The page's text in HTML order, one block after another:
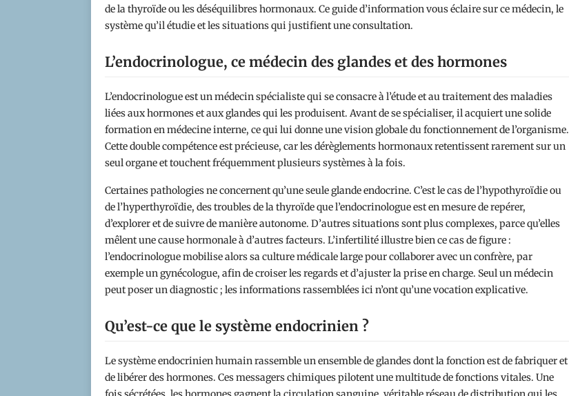
de la thyroïde ou les déséquilibres hormonaux. Ce guide d’information vous éclaire sur ce médecin, le
système qu’il étudie et les situations qui justifient une consultation.
L’endocrinologue, ce médecin des glandes et des hormones
L’endocrinologue est un médecin spécialiste qui se consacre à l’étude et au traitement des maladies
liées aux hormones et aux glandes qui les produisent. Avant de se spécialiser, il acquiert une solide
formation en médecine interne, ce qui lui donne une vision globale du fonctionnement de l’organisme.
Cette double compétence est précieuse, car les dérèglements hormonaux retentissent rarement sur un
seul organe et touchent fréquemment plusieurs systèmes à la fois.
Certaines pathologies ne concernent qu’une seule glande endocrine. C’est le cas de l’hypothyroïdie ou
de l’hyperthyroïdie, des troubles de la thyroïde que l’endocrinologue est en mesure de repérer,
d’explorer et de suivre de manière autonome. D’autres situations sont plus complexes, parce qu’elles
mêlent une cause hormonale à d’autres facteurs. L’infertilité illustre bien ce cas de figure :
l’endocrinologue mobilise alors sa culture médicale large pour collaborer avec un confrère, par
exemple un gynécologue, afin de croiser les regards et d’ajuster la prise en charge. Seul un médecin
peut poser un diagnostic ; les informations rassemblées ici n’ont qu’une vocation explicative.
Qu’est-ce que le système endocrinien ?
Le système endocrinien humain rassemble un ensemble de glandes dont la fonction est de fabriquer et
de libérer des hormones. Ces messagers chimiques pilotent une multitude de fonctions vitales. Une